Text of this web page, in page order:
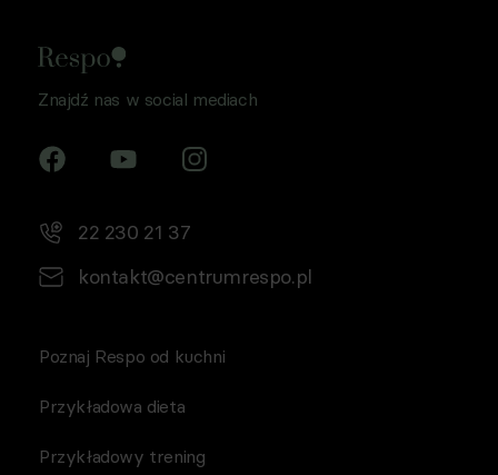
Znajdź nas w social mediach
22 230 21 37
kontakt@centrumrespo.pl
Poznaj Respo od kuchni
Przykładowa dieta
Przykładowy trening